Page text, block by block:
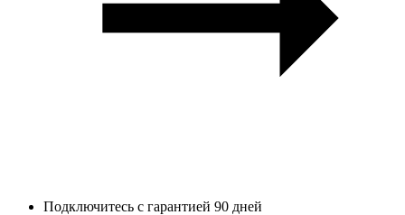
Подключитесь с гарантией 90 дней